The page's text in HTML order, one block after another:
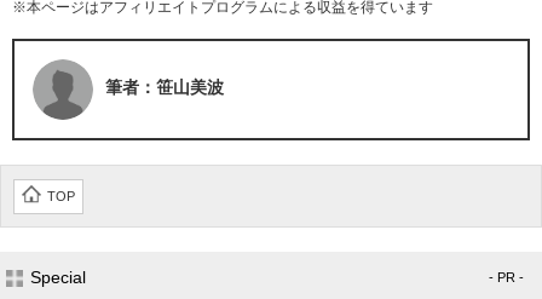
※本ページはアフィリエイトプログラムによる収益を得ています
筆者：笹山美波
TOP
Special - PR -